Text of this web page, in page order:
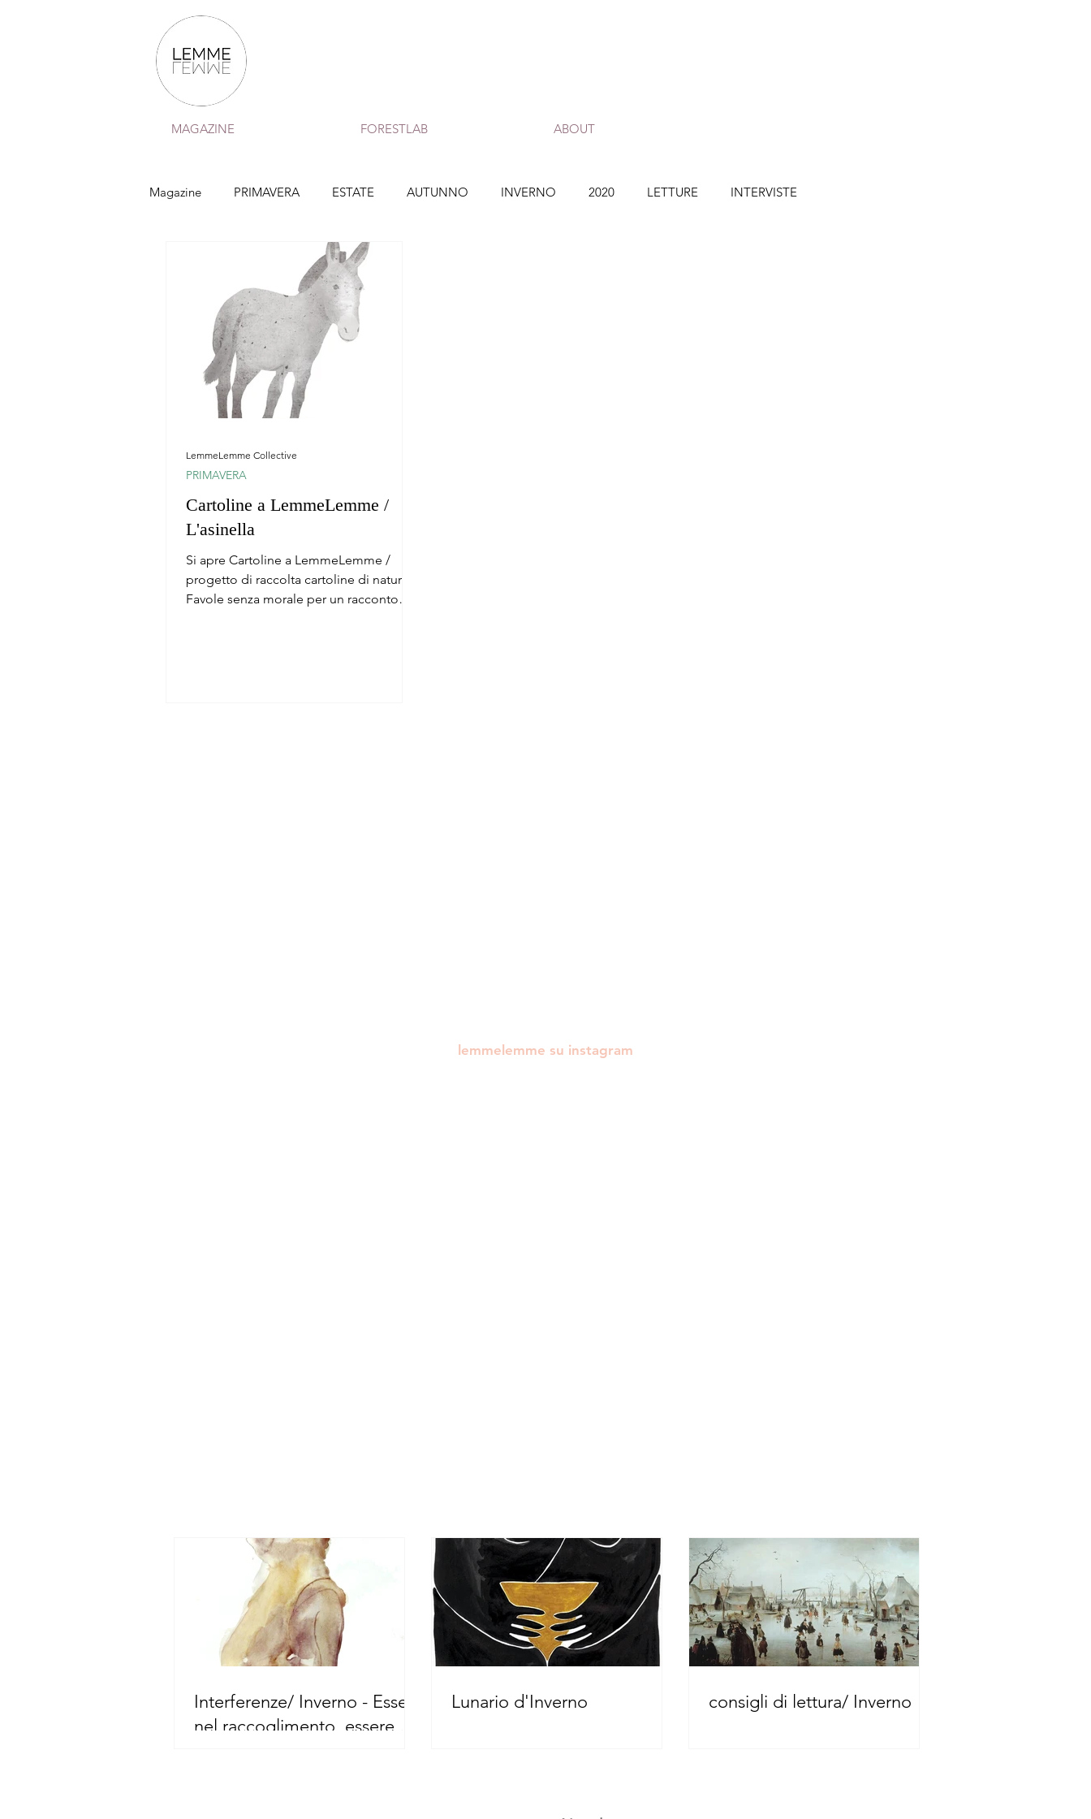
MAGAZINE FORESTLAB ABOUT
Magazine PRIMAVERA ESTATE AUTUNNO INVERNO 2020 LETTURE INTERVISTE
Cartoline a LemmeLemme /
L'asinella
Si apre Cartoline a LemmeLemme /
progetto di raccolta cartoline di natura.
Favole senza morale per un racconto
PRIMAVERA
LemmeLemme Collective
lemmelemme su instagram
Interferenze/ Inverno - Essere
nel raccoglimento, essere nel
Lunario d'Inverno consigli di lettura/ Inverno